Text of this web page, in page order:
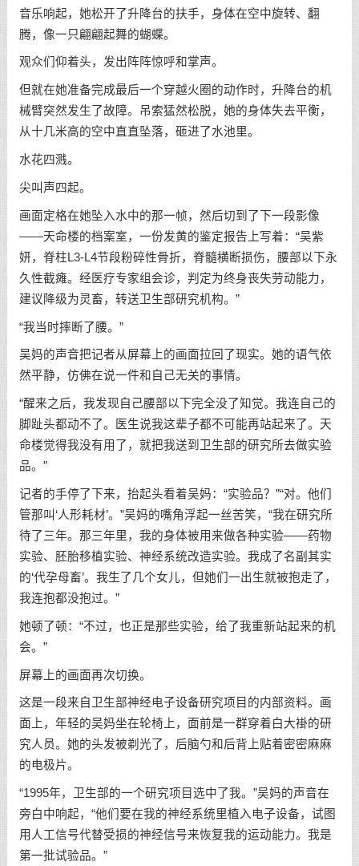
音乐响起，她松开了升降台的扶手，身体在空中旋转、翻
腾，像一只翩翩起舞的蝴蝶。
观众们仰着头，发出阵阵惊呼和掌声。
但就在她准备完成最后一个穿越火圈的动作时，升降台的机
械臂突然发生了故障。吊索猛然松脱，她的身体失去平衡，
从十几米高的空中直直坠落，砸进了水池里。
水花四溅。
尖叫声四起。
画面定格在她坠入水中的那一帧，然后切到了下一段影像
——天命楼的档案室，一份发黄的鉴定报告上写着：“吴紫
妍，脊柱L3-L4节段粉碎性骨折，脊髓横断损伤，腰部以下永
久性截瘫。经医疗专家组会诊，判定为终身丧失劳动能力，
建议降级为灵畜，转送卫生部研究机构。”
“我当时摔断了腰。”
吴妈的声音把记者从屏幕上的画面拉回了现实。她的语气依
然平静，仿佛在说一件和自己无关的事情。
“醒来之后，我发现自己腰部以下完全没了知觉。我连自己的
脚趾头都动不了。医生说我这辈子都不可能再站起来了。天
命楼觉得我没有用了，就把我送到卫生部的研究所去做实验
品。”
记者的手停了下来，抬起头看着吴妈：“实验品？”“对。他们
管那叫‘人形耗材’。”吴妈的嘴角浮起一丝苦笑，“我在研究所
待了三年。那三年里，我的身体被用来做各种实验——药物
实验、胚胎移植实验、神经系统改造实验。我成了名副其实
的‘代孕母畜’。我生了几个女儿，但她们一出生就被抱走了，
我连抱都没抱过。”
她顿了顿：“不过，也正是那些实验，给了我重新站起来的机
会。”
屏幕上的画面再次切换。
这是一段来自卫生部神经电子设备研究项目的内部资料。画
面上，年轻的吴妈坐在轮椅上，面前是一群穿着白大褂的研
究人员。她的头发被剃光了，后脑勺和后背上贴着密密麻麻
的电极片。
“1995年，卫生部的一个研究项目选中了我。”吴妈的声音在
旁白中响起，“他们要在我的神经系统里植入电子设备，试图
用人工信号代替受损的神经信号来恢复我的运动能力。我是
第一批试验品。”